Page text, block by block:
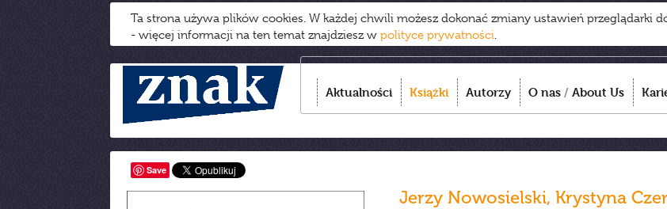
Ta strona używa plików cookies. W każdej chwili możesz dokonać zmiany ustawień przeglądarki
- więcej informacji na ten temat znajdziesz w polityce prywatności.
Aktualności Książki Autorzy O nas / About Us
Save
Jerzy Nowosielski, Krystyna